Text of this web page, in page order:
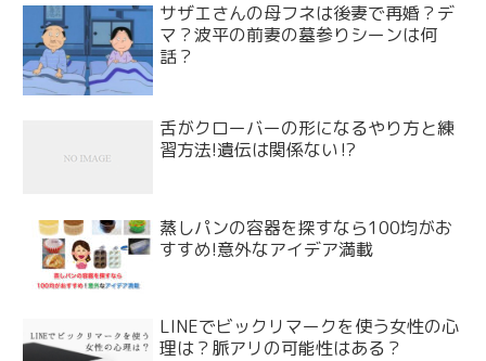
サザエさんの母フネは後妻で再婚？デ
マ？波平の前妻の墓参りシーンは何
話？
舌がクローバーの形になるやり方と練
習方法!遺伝は関係ない⁉
蒸しパンの容器を探すなら100均がお
すすめ!意外なアイデア満載
LINEでビックリマークを使う女性の心
理は？脈アリの可能性はある？